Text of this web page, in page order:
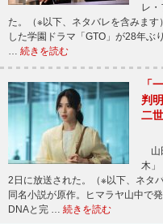
レ
た。（※以下、ネタバレを含みま
した学園ドラマ「GTO」が28年ぶ
… 続きを読む
「
判
二
山
木」
2日に放送された。（※以下、ネ
同名小説が原作。ヒマラヤ山中で
DNAと完 … 続きを読む